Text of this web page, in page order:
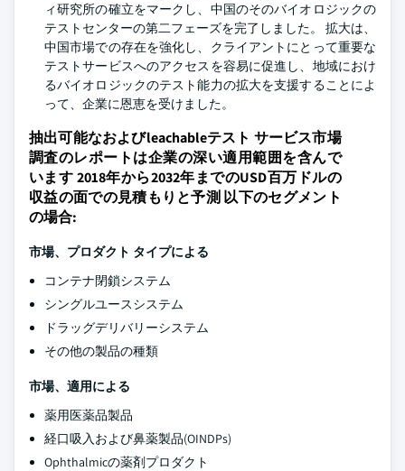
ィ研究所の確立をマークし、中国のそのバイオロジックの
テストセンターの第二フェーズを完了しました。 拡大は、
中国市場での存在を強化し、クライアントにとって重要な
テストサービスへのアクセスを容易に促進し、地域におけ
るバイオロジックのテスト能力の拡大を支援することによ
って、企業に恩恵を受けました。
抽出可能なおよびleachableテスト サービス市場
調査のレポートは企業の深い適用範囲を含んで
います 2018年から2032年までのUSD百万ドルの
収益の面での見積もりと予測 以下のセグメント
の場合:
市場、プロダクト タイプによる
コンテナ閉鎖システム
シングルユースシステム
ドラッグデリバリーシステム
その他の製品の種類
市場、適用による
薬用医薬品製品
経口吸入および鼻薬製品(OINDPs)
Ophthalmicの薬剤プロダクト